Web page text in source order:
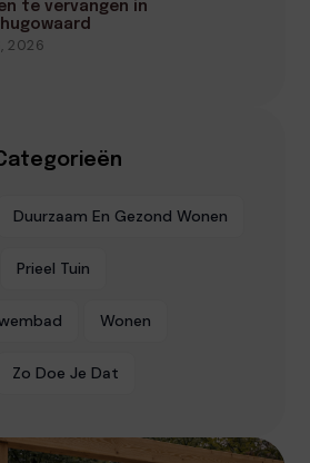
te vervangen in
2026
Duurzaam En Gezond Wonen
Prieel Tuin
Wonen
Zo Doe Je Dat